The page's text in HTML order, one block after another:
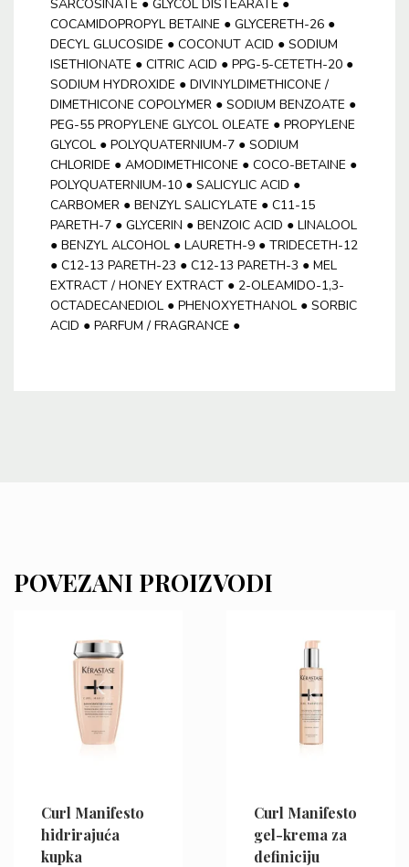
SARCOSINATE ● GLYCOL DISTEARATE ●
COCAMIDOPROPYL BETAINE ● GLYCERETH-26 ●
DECYL GLUCOSIDE ● COCONUT ACID ● SODIUM
ISETHIONATE ● CITRIC ACID ● PPG-5-CETETH-20 ●
SODIUM HYDROXIDE ● DIVINYLDIMETHICONE /
DIMETHICONE COPOLYMER ● SODIUM BENZOATE ●
PEG-55 PROPYLENE GLYCOL OLEATE ● PROPYLENE
GLYCOL ● POLYQUATERNIUM-7 ● SODIUM
CHLORIDE ● AMODIMETHICONE ● COCO-BETAINE ●
POLYQUATERNIUM-10 ● SALICYLIC ACID ●
CARBOMER ● BENZYL SALICYLATE ● C11-15
PARETH-7 ● GLYCERIN ● BENZOIC ACID ● LINALOOL
● BENZYL ALCOHOL ● LAURETH-9 ● TRIDECETH-12
● C12-13 PARETH-23 ● C12-13 PARETH-3 ● MEL
EXTRACT / HONEY EXTRACT ● 2-OLEAMIDO-1,3-
OCTADECANEDIOL ● PHENOXYETHANOL ● SORBIC
ACID ● PARFUM / FRAGRANCE ●
POVEZANI PROIZVODI
Curl Manifesto
hidrirajuća
kupka
Curl Manifesto
gel-krema za
definiciju